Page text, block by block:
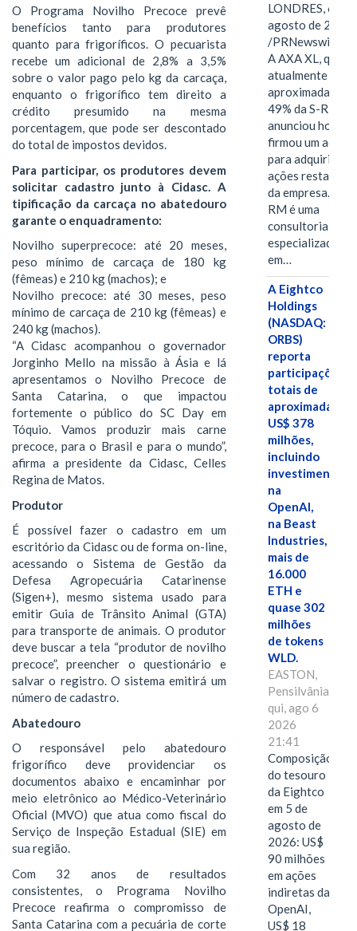
O Programa Novilho Precoce prevê
benefícios tanto para produtores
quanto para frigoríficos. O pecuarista
recebe um adicional de 2,8% a 3,5%
sobre o valor pago pelo kg da carcaça,
enquanto o frigorífico tem direito a
crédito presumido na mesma
porcentagem, que pode ser descontado
do total de impostos devidos.
Para participar, os produtores devem
solicitar cadastro junto à Cidasc. A
tipificação da carcaça no abatedouro
garante o enquadramento:
Novilho superprecoce: até 20 meses,
peso mínimo de carcaça de 180 kg
(fêmeas) e 210 kg (machos); e
Novilho precoce: até 30 meses, peso
mínimo de carcaça de 210 kg (fêmeas) e
240 kg (machos).
“A Cidasc acompanhou o governador
Jorginho Mello na missão à Ásia e lá
apresentamos o Novilho Precoce de
Santa Catarina, o que impactou
fortemente o público do SC Day em
Tóquio. Vamos produzir mais carne
precoce, para o Brasil e para o mundo”,
afirma a presidente da Cidasc, Celles
Regina de Matos.
Produtor
É possível fazer o cadastro em um
escritório da Cidasc ou de forma on-line,
acessando o Sistema de Gestão da
Defesa Agropecuária Catarinense
(Sigen+), mesmo sistema usado para
emitir Guia de Trânsito Animal (GTA)
para transporte de animais. O produtor
deve buscar a tela “produtor de novilho
precoce”, preencher o questionário e
salvar o registro. O sistema emitirá um
número de cadastro.
Abatedouro
O responsável pelo abatedouro
frigorífico deve providenciar os
documentos abaixo e encaminhar por
meio eletrônico ao Médico-Veterinário
Oficial (MVO) que atua como fiscal do
Serviço de Inspeção Estadual (SIE) em
sua região.
Com 32 anos de resultados
consistentes, o Programa Novilho
Precoce reafirma o compromisso de
Santa Catarina com a pecuária de corte
LONDRES, 6 de
agosto de 2026
/PRNewswire/ --
A AXA XL, que
atualmente
49% da S-RM,
anunciou hoje
firmou um
para adquirir as
ações restantes
da empresa. A S-
RM é uma
consultoria
especializada
em…
A Eightco
Holdings
(NASDAQ:
ORBS)
reporta
participações
totais de
US$ 378
milhões,
incluindo
investimentos
na
OpenAI,
na Beast
Industries,
mais de
16.000
ETH e
quase 302
milhões
de tokens
WLD.
EASTON,
Pensilvânia,
qui, ago 6
2026
21:41
Composição
do tesouro
da Eightco
em 5 de
agosto de
2026: US$
90 milhões
em ações
indiretas da
OpenAI,
US$ 18